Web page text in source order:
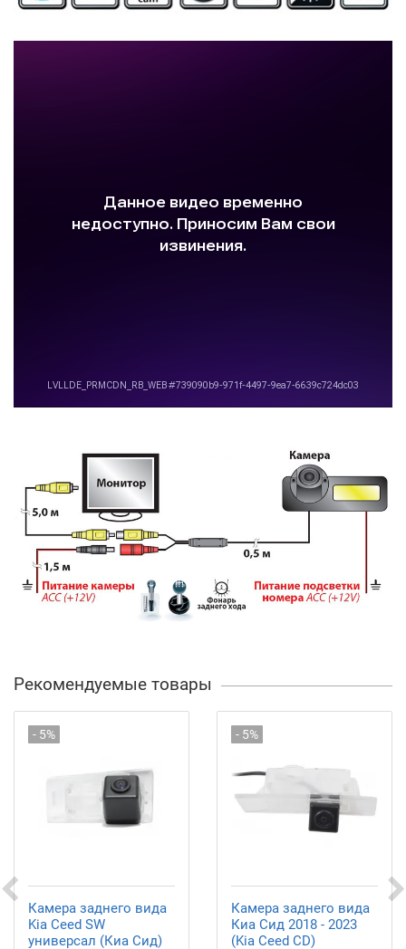
Рекомендуемые товары
- 5%
Камера заднего вида
Kia Ceed SW
универсал (Киа Сид)
- 5%
Камера заднего вида
Киа Сид 2018 - 2023
(Kia Ceed CD)